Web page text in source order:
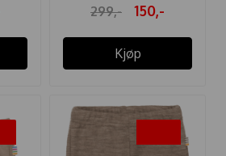
299,- 150,-
Kjøp